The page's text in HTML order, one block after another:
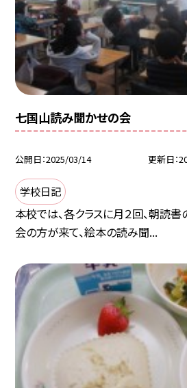
七国山読み聞かせの会
公開日 2025/03/14 更新日
学校日記
本校では、各クラスに月２回、朝読
会の方が来て、絵本の読み聞...